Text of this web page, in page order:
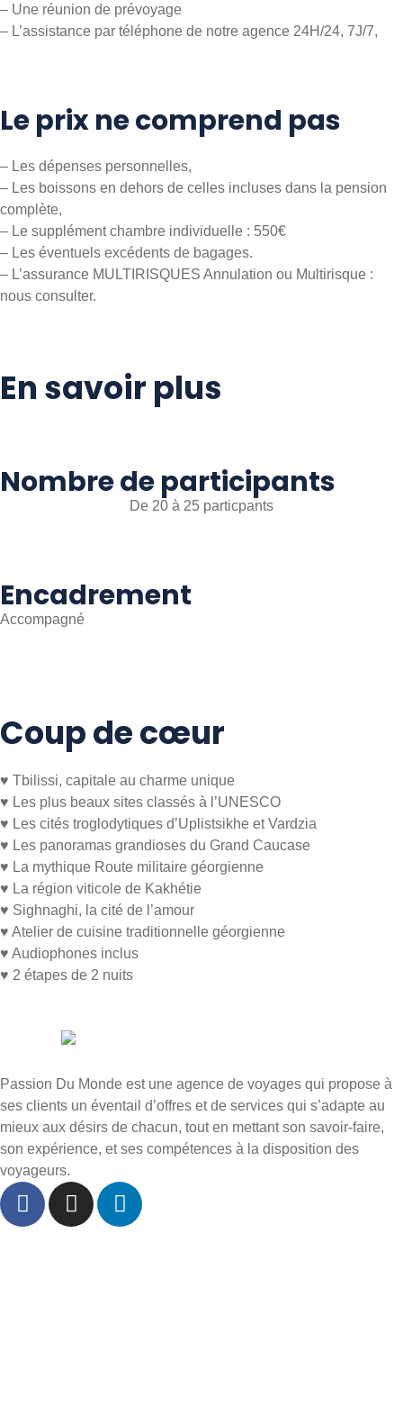
– Une réunion de prévoyage
– L’assistance par téléphone de notre agence 24H/24, 7J/7,
Le prix ne comprend pas
– Les dépenses personnelles,
– Les boissons en dehors de celles incluses dans la pension
complète,
– Le supplément chambre individuelle : 550€
– Les éventuels excédents de bagages.
– L’assurance MULTIRISQUES Annulation ou Multirisque :
nous consulter.
En savoir plus
Nombre de participants
De 20 à 25 particpants
Encadrement
Accompagné
Coup de cœur
♥ Tbilissi, capitale au charme unique
♥ Les plus beaux sites classés à l’UNESCO
♥ Les cités troglodytiques d’Uplistsikhe et Vardzia
♥ Les panoramas grandioses du Grand Caucase
♥ La mythique Route militaire géorgienne
♥ La région viticole de Kakhétie
♥ Sighnaghi, la cité de l’amour
♥ Atelier de cuisine traditionnelle géorgienne
♥ Audiophones inclus
♥ 2 étapes de 2 nuits
Passion Du Monde est une agence de voyages qui propose à
ses clients un éventail d’offres et de services qui s’adapte au
mieux aux désirs de chacun, tout en mettant son savoir-faire,
son expérience, et ses compétences à la disposition des
voyageurs.